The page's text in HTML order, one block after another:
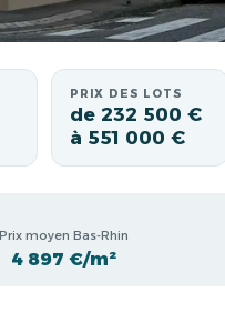
PRIX DES LOTS
de 232 500 €
à 551 000 €
Prix moyen Bas-Rhin
4 897 €/m²